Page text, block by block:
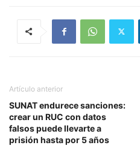
Artículo anterior
SUNAT endurece sanciones:
crear un RUC con datos
falsos puede llevarte a
prisión hasta por 5 años